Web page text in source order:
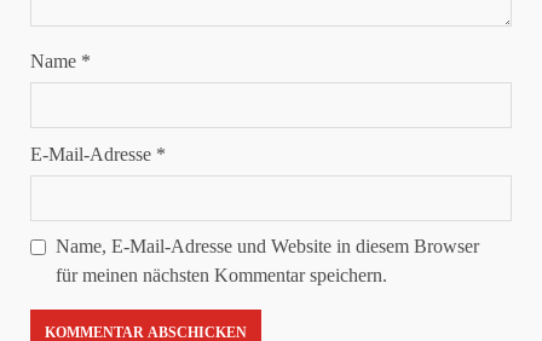
Name *
E-Mail-Adresse *
Name, E-Mail-Adresse und Website in diesem Browser
für meinen nächsten Kommentar speichern.